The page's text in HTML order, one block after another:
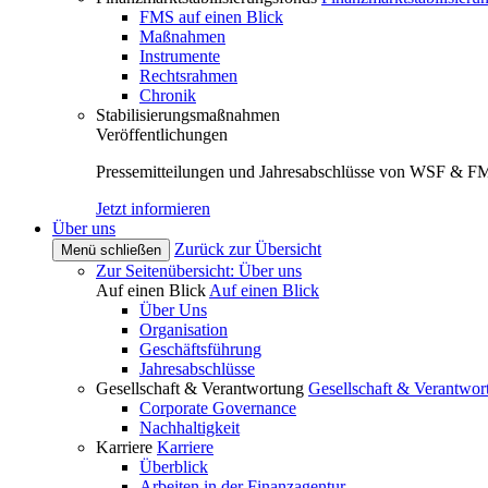
FMS auf einen Blick
Maßnahmen
Instrumente
Rechtsrahmen
Chronik
Stabilisierungsmaßnahmen
Veröffentlichungen
Pressemitteilungen und Jahresabschlüsse von WSF &
Jetzt informieren
Über uns
Menü schließen
Zurück zur Übersicht
Zur Seitenübersicht: Über uns
Auf einen Blick Auf einen Blick
Über Uns
Organisation
Geschäftsführung
Jahresabschlüsse
Gesellschaft & Verantwortung Gesellschaft &
Corporate Governance
Nachhaltigkeit
Karriere Karriere
Überblick